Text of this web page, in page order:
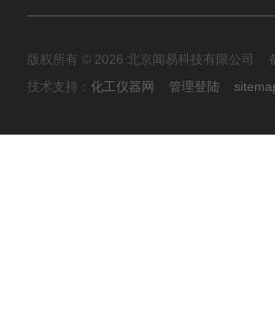
版权所有 © 2026 北京闻易科技有限公司
技术支持： 化工仪器网 管理登陆